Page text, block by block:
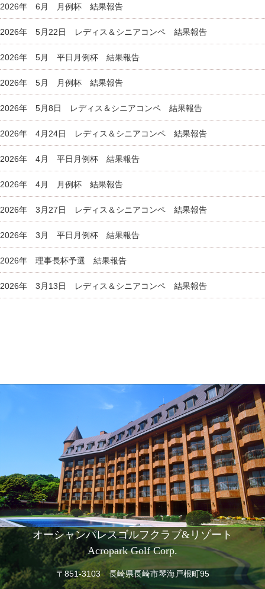
2026年 6月 月例杯 結果報告
2026年 5月22日 レディス＆シニアコンペ 結果報告
2026年 5月 平日月例杯 結果報告
2026年 5月 月例杯 結果報告
2026年 5月8日 レディス＆シニアコンペ 結果報告
2026年 4月24日 レディス＆シニアコンペ 結果報告
2026年 4月 平日月例杯 結果報告
2026年 4月 月例杯 結果報告
2026年 3月27日 レディス＆シニアコンペ 結果報告
2026年 3月 平日月例杯 結果報告
2026年 理事長杯予選 結果報告
2026年 3月13日 レディス＆シニアコンペ 結果報告
オーシャンパレスゴルフクラブ&リゾート
Acropark Golf Corp.
〒851-3103 長崎県長崎市琴海戸根町95